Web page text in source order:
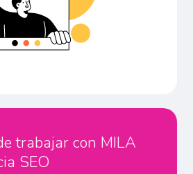
trabajar con MILA
SEO